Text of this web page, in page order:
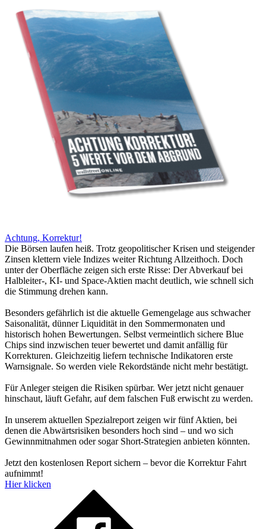
Achtung, Korrektur!
Die Börsen laufen heiß. Trotz geopolitischer Krisen und steigender
Zinsen klettern viele Indizes weiter Richtung Allzeithoch. Doch
unter der Oberfläche zeigen sich erste Risse: Der Abverkauf bei
Halbleiter-, KI- und Space-Aktien macht deutlich, wie schnell sich
die Stimmung drehen kann.
Besonders gefährlich ist die aktuelle Gemengelage aus schwacher
Saisonalität, dünner Liquidität in den Sommermonaten und
historisch hohen Bewertungen. Selbst vermeintlich sichere Blue
Chips sind inzwischen teuer bewertet und damit anfällig für
Korrekturen. Gleichzeitig liefern technische Indikatoren erste
Warnsignale. So werden viele Rekordstände nicht mehr bestätigt.
Für Anleger steigen die Risiken spürbar. Wer jetzt nicht genauer
hinschaut, läuft Gefahr, auf dem falschen Fuß erwischt zu werden.
In unserem aktuellen Spezialreport zeigen wir fünf Aktien, bei
denen die Abwärtsrisiken besonders hoch sind – und wo sich
Gewinnmitnahmen oder sogar Short-Strategien anbieten könnten.
Jetzt den kostenlosen Report sichern – bevor die Korrektur Fahrt
aufnimmt!
Hier klicken